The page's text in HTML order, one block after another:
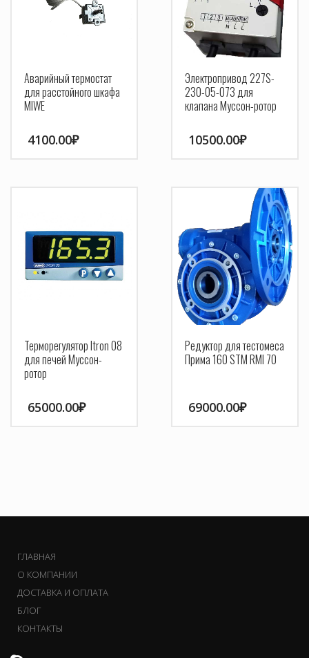
Аварийный термостат
для расстойного шкафа
MIWE
4100.00₽
Электропривод 227S-
230-05-073 для
клапана Муссон-ротор
10500.00₽
Терморегулятор Itron 08
для печей Муссон-
ротор
65000.00₽
Редуктор для тестомеса
Прима 160 STM RMI 70
69000.00₽
ГЛАВНАЯ
О КОМПАНИИ
ДОСТАВКА И ОПЛАТА
БЛОГ
КОНТАКТЫ